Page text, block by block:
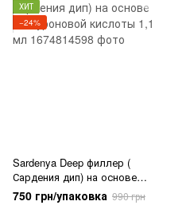
ХИТ
−24%
Sardenya Deep филлер (
Сардения дип) на основе
гиалуроновой кислоты 1,1 мл
750 грн/упаковка 990 грн